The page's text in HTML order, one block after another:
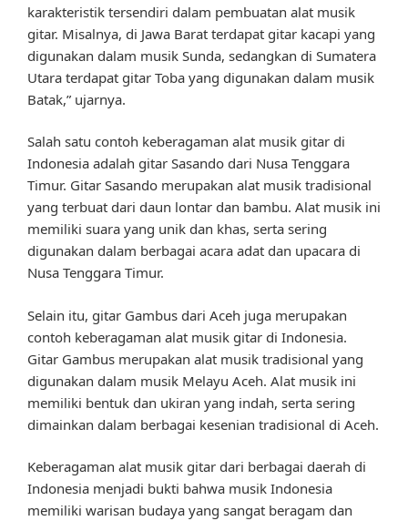
karakteristik tersendiri dalam pembuatan alat musik
gitar. Misalnya, di Jawa Barat terdapat gitar kacapi yang
digunakan dalam musik Sunda, sedangkan di Sumatera
Utara terdapat gitar Toba yang digunakan dalam musik
Batak,” ujarnya.
Salah satu contoh keberagaman alat musik gitar di
Indonesia adalah gitar Sasando dari Nusa Tenggara
Timur. Gitar Sasando merupakan alat musik tradisional
yang terbuat dari daun lontar dan bambu. Alat musik ini
memiliki suara yang unik dan khas, serta sering
digunakan dalam berbagai acara adat dan upacara di
Nusa Tenggara Timur.
Selain itu, gitar Gambus dari Aceh juga merupakan
contoh keberagaman alat musik gitar di Indonesia.
Gitar Gambus merupakan alat musik tradisional yang
digunakan dalam musik Melayu Aceh. Alat musik ini
memiliki bentuk dan ukiran yang indah, serta sering
dimainkan dalam berbagai kesenian tradisional di Aceh.
Keberagaman alat musik gitar dari berbagai daerah di
Indonesia menjadi bukti bahwa musik Indonesia
memiliki warisan budaya yang sangat beragam dan